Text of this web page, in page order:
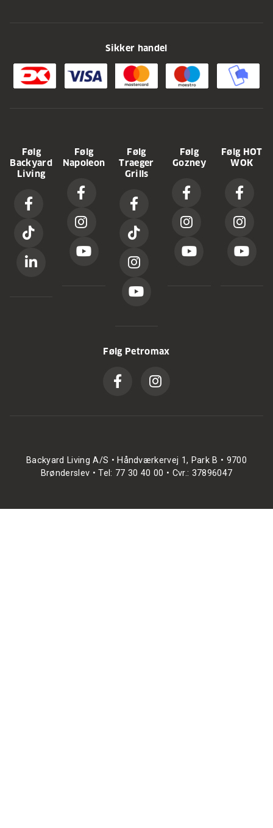
Sikker handel
Følg
Backyard
Living
Følg
Napoleon
Følg
Traeger
Grills
Følg
Gozney
Følg HOT
WOK
Følg Petromax
Backyard Living A/S • Håndværkervej 1, Park B • 9700
Brønderslev • Tel: 77 30 40 00 • Cvr.: 37896047